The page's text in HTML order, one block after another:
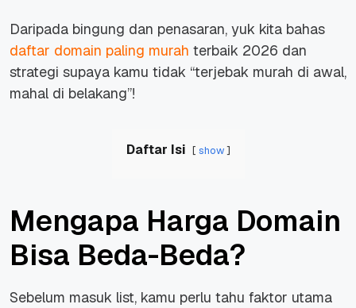
Daripada bingung dan penasaran, yuk kita bahas
daftar domain paling murah terbaik 2026 dan
strategi supaya kamu tidak “terjebak murah di awal,
mahal di belakang”!
Daftar Isi show
Mengapa Harga Domain
Bisa Beda-Beda?
Sebelum masuk list, kamu perlu tahu faktor utama